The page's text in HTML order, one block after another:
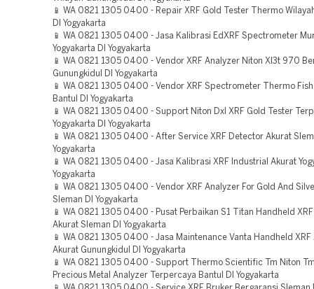
📱 WA 0821 1305 0400 - Repair XRF Gold Tester Thermo
DI Yogyakarta
📱 WA 0821 1305 0400 - Jasa Kalibrasi EdXRF Spectrometer
Yogyakarta DI Yogyakarta
📱 WA 0821 1305 0400 - Vendor XRF Analyzer Niton Xl3t 970
Gunungkidul DI Yogyakarta
📱 WA 0821 1305 0400 - Vendor XRF Spectrometer Thermo
Bantul DI Yogyakarta
📱 WA 0821 1305 0400 - Support Niton Dxl XRF Gold Tester
Yogyakarta DI Yogyakarta
📱 WA 0821 1305 0400 - After Service XRF Detector Akurat
Yogyakarta
📱 WA 0821 1305 0400 - Jasa Kalibrasi XRF Industrial Akurat
Yogyakarta
📱 WA 0821 1305 0400 - Vendor XRF Analyzer For Gold And
Sleman DI Yogyakarta
📱 WA 0821 1305 0400 - Pusat Perbaikan S1 Titan Handheld
Akurat Sleman DI Yogyakarta
📱 WA 0821 1305 0400 - Jasa Maintenance Vanta Handheld XRF
Akurat Gunungkidul DI Yogyakarta
📱 WA 0821 1305 0400 - Support Thermo Scientific Tm Niton
Precious Metal Analyzer Terpercaya Bantul DI Yogyakarta